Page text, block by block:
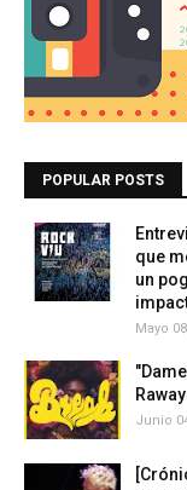
POPULAR POSTS
que
un
Mayo
Junio